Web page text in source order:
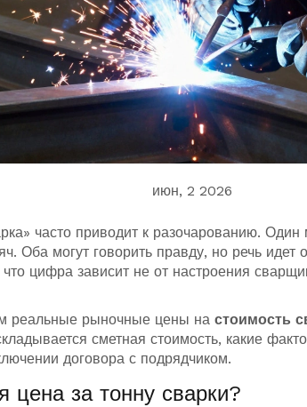
июн, 2 2026
часто приводит к разочарованию.
Оба могут говорить правду, но речь
цифра зависит не от настроения
реальные рыночные цены на стоимость
сметная стоимость, какие
договора с подрядчиком.
цена за тонну сварки?